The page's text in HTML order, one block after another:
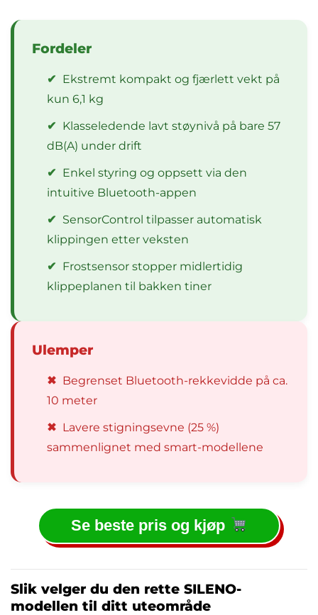
Fordeler
✔ Ekstremt kompakt og fjærlett vekt på
kun 6,1 kg
✔ Klasseledende lavt støynivå på bare 57
dB(A) under drift
✔ Enkel styring og oppsett via den
intuitive Bluetooth-appen
✔ SensorControl tilpasser automatisk
klippingen etter veksten
✔ Frostsensor stopper midlertidig
klippeplanen til bakken tiner
Ulemper
✖ Begrenset Bluetooth-rekkevidde på ca.
10 meter
✖ Lavere stigningsevne (25 %)
sammenlignet med smart-modellene
Se beste pris og kjøp
Slik velger du den rette SILENO-
modellen til ditt uteområde